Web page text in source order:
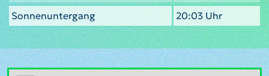
Sonnenuntergang
20:03 Uhr